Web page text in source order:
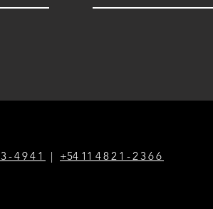
4941 | +54 1 1 4821-2366